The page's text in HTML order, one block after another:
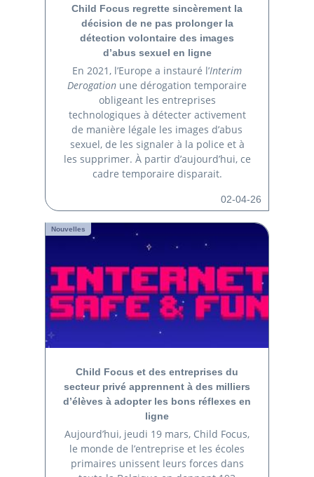
Child Focus regrette sincèrement la
décision de ne pas prolonger la
détection volontaire des images
d’abus sexuel en ligne
En 2021, l’Europe a instauré l’Interim
Derogation une dérogation temporaire
obligeant les entreprises
technologiques à détecter activement
de manière légale les images d’abus
sexuel, de les signaler à la police et à
les supprimer. À partir d’aujourd’hui, ce
cadre temporaire disparait.
02-04-26
Nouvelles
Child Focus et des entreprises du
secteur privé apprennent à des milliers
d’élèves à adopter les bons réflexes en
ligne
Aujourd’hui, jeudi 19 mars, Child Focus,
le monde de l’entreprise et les écoles
primaires unissent leurs forces dans